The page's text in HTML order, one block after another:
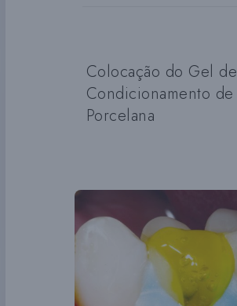
Colocação do Gel de
Condicionamento de
Porcelana